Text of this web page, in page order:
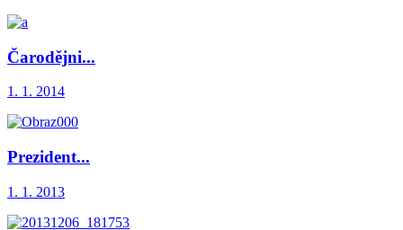
Čarodějni...
1. 1. 2014
Prezident...
1. 1. 2013